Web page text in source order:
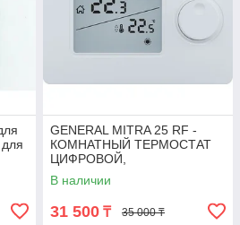
GENERAL MITRA 25 RF -
КОМНАТНЫЙ ТЕРМОСТАТ
ЦИФРОВОЙ,
БЕСПРОВОДНОЙ
В наличии
31 500 ₸ 35 000 ₸